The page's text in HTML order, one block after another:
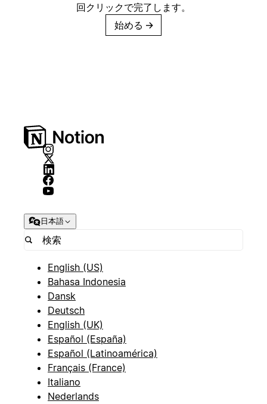
回クリックで完了します。
始める →
日本語
English (US)
Bahasa Indonesia
Dansk
Deutsch
English (UK)
Español (España)
Español (Latinoamérica)
Français (France)
Italiano
Nederlands